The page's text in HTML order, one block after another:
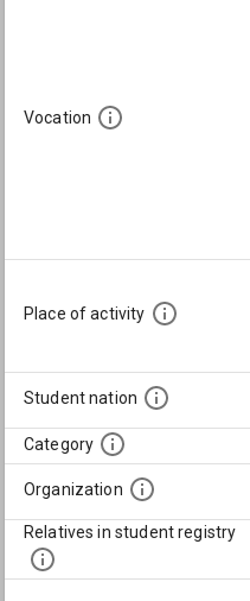
Vocation
Place of activity
Student nation
Category
Organization
Relatives in student registry